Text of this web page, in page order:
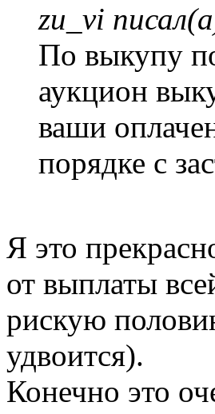
zu_vi
По выкупу
аукцион
ваши
порядке с
Я это
от выплаты
рискую
удвоится).
Конечно это